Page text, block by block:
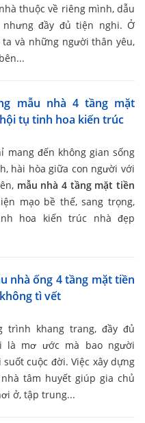
thuộc về riêng mình, dẫu
đầy đủ tiện nghi. Ở
ta và những người thân yêu,
mẫu nhà 4 tầng mặt
tụ tinh hoa kiến trúc
mang đến không gian sống
hài hòa giữa con người với
mẫu nhà 4 tầng mặt tiền
mạo bề thế, sang trọng,
hoa kiến trúc nhà đẹp
nhà ống 4 tầng mặt tiền
tì vết
trình khang trang, đầy đủ
là mơ ước mà bao người
suốt cuộc đời. Việc xây dựng
tâm huyết giúp gia chủ
ở, tập trung...